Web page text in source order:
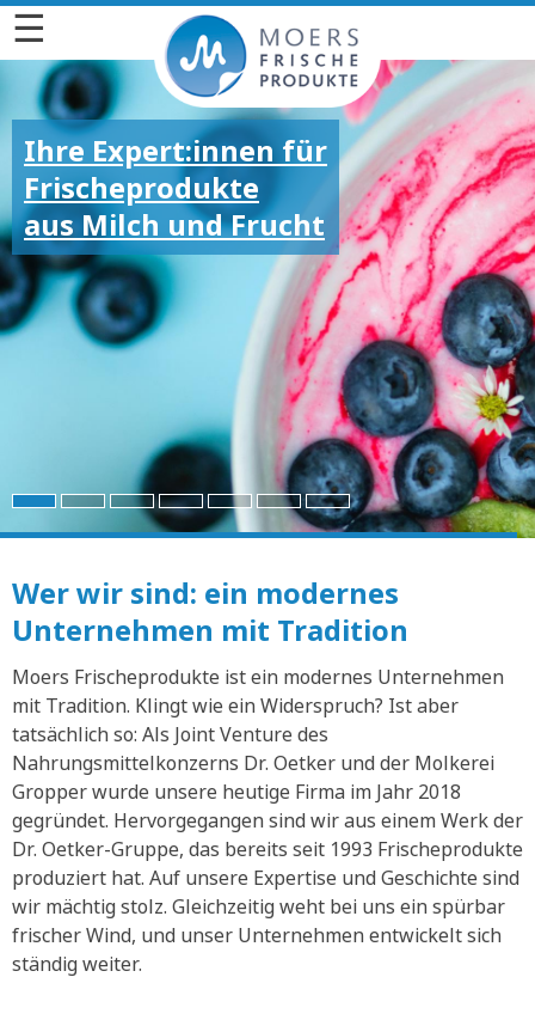
☰
Ihre Expert:innen für
Frischeprodukte
aus Milch und Frucht
Für die großen und
kleinen Emotionen
Wer wir sind: ein modernes
Unternehmen mit Tradition
Moers Frischeprodukte ist ein modernes Unternehmen
mit Tradition. Klingt wie ein Widerspruch? Ist aber
tatsächlich so: Als Joint Venture des
Nahrungsmittelkonzerns Dr. Oetker und der Molkerei
Gropper wurde unsere heutige Firma im Jahr 2018
gegründet. Hervorgegangen sind wir aus einem Werk der
Dr. Oetker-Gruppe, das bereits seit 1993 Frischeprodukte
produziert hat. Auf unsere Expertise und Geschichte sind
wir mächtig stolz. Gleichzeitig weht bei uns ein spürbar
frischer Wind, und unser Unternehmen entwickelt sich
ständig weiter.